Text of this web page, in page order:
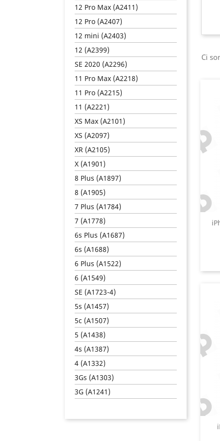
12 Pro Max (A2411)
12 Pro (A2407)
12 mini (A2403)
12 (A2399)
SE 2020 (A2296)
11 Pro Max (A2218)
11 Pro (A2215)
11 (A2221)
XS Max (A2101)
XS (A2097)
XR (A2105)
X (A1901)
8 Plus (A1897)
8 (A1905)
7 Plus (A1784)
7 (A1778)
6s Plus (A1687)
6s (A1688)
6 Plus (A1522)
6 (A1549)
SE (A1723-4)
5s (A1457)
5c (A1507)
5 (A1438)
4s (A1387)
4 (A1332)
3Gs (A1303)
3G (A1241)
Ci